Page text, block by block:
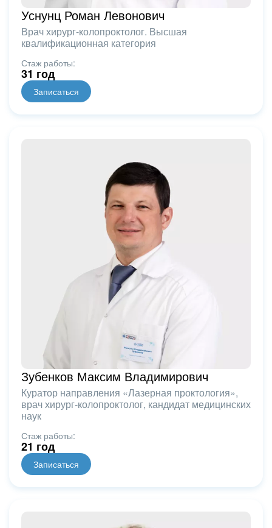
Уснунц Роман Левонович
Врач хирург-колопроктолог. Высшая
квалификационная категория
Стаж работы:
31 год
Записаться
Зубенков Максим Владимирович
Куратор направления «Лазерная проктология»,
врач хирург-колопроктолог, кандидат медицинских
наук
Стаж работы:
21 год
Записаться